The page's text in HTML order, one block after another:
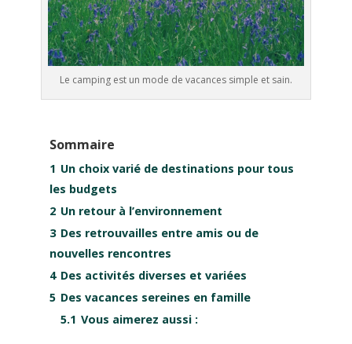
Le camping est un mode de vacances simple et sain.
Sommaire
1 Un choix varié de destinations pour tous
les budgets
2 Un retour à l’environnement
3 Des retrouvailles entre amis ou de
nouvelles rencontres
4 Des activités diverses et variées
5 Des vacances sereines en famille
5.1 Vous aimerez aussi :